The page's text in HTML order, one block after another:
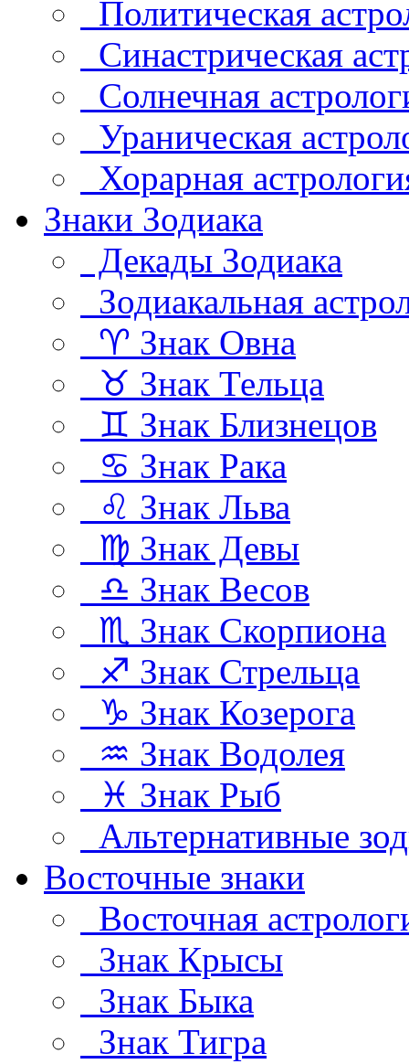
Политическая
Синастрическая
Солнечная
Ураническая
Хорарная
Знаки Зодиака
Декады Зодиака
Зодиакальная
♈ Знак Овна
♉ Знак Тельца
♊ Знак Близнецов
♋ Знак Рака
♌ Знак Льва
♍ Знак Девы
♎ Знак Весов
♏ Знак Скорпиона
♐ Знак Стрельца
♑ Знак Козерога
♒ Знак Водолея
♓ Знак Рыб
Альтернативные
Восточные знаки
Восточная
Знак Крысы
Знак Быка
Знак Тигра